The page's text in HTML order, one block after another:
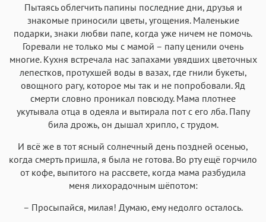
Пытаясь облегчить папины последние дни, друзья и
знакомые приносили цветы, угощения. Маленькие
подарки, знаки любви папе, когда уже ничем не помочь.
Горевали не только мы с мамой – папу ценили очень
многие. Кухня встречала нас запахами увядших цветочных
лепестков, протухшей воды в вазах, где гнили букеты,
овощного рагу, которое мы так и не попробовали. Яд
смерти словно проникал повсюду. Мама плотнее
укутывала отца в одеяла и вытирала пот с его лба. Папу
била дрожь, он дышал хрипло, с трудом.
И всё же в тот ясный солнечный день поздней осенью,
когда смерть пришла, я была не готова. Во рту ещё горчило
от кофе, выпитого на рассвете, когда мама разбудила
меня лихорадочным шёпотом:
– Просыпайся, милая! Думаю, ему недолго осталось.